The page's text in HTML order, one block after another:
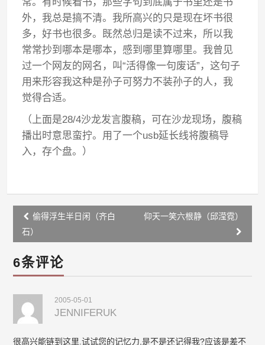
外，我总是搞不清。我所高兴的只是现在坏书很
多，好书也很多。既然总归是读不过来，所以我
常常抄到哪本是哪本，感到哪里算哪里。我曾见
过一个网友的网名，叫“活得像一句废话”，这句子
用来形容我这种是孙子可努力不装孙子的人，我
觉得合适。
（上面是28/4沙龙发言腹稿，可在沙龙现场，腹稿
播出时意思蛮拧。用了一个usb延长线将腹稿导
入，存个盘。）
Post
navigation
偷得浮生半日闲（齐白
石）
仰天一笑六根静（邱滢霓）
6条评论
2005-05-01
JENNIFERUK
很高兴能链到这里.试试您的记忆力,是不是还记得我?应该是差不